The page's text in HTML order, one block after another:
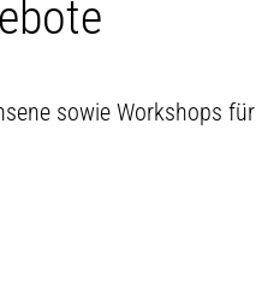
sowie Workshops für